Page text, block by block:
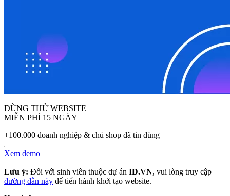
DÙNG THỬ WEBSITE
MIỄN PHÍ 15 NGÀY
+100.000 doanh nghiệp & chủ shop đã tin dùng
Xem demo
Lưu ý: Đối với sinh viên thuộc dự án ID.VN, vui lòng truy cập
đường dẫn này để tiến hành khởi tạo website.